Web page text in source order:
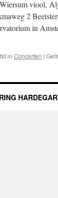
viool,
2
in
in Concerten |